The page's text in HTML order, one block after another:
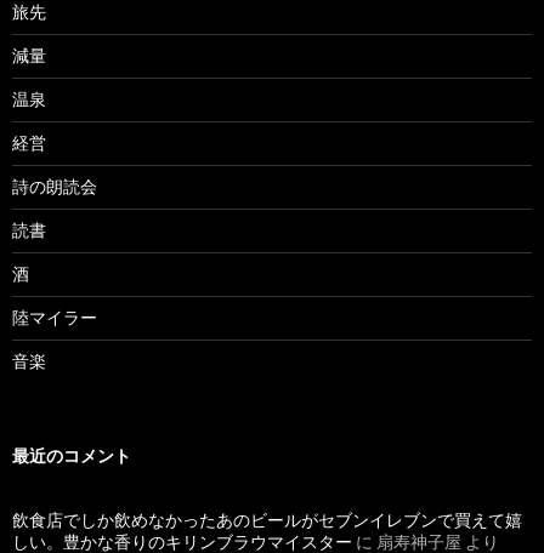
旅先
減量
温泉
経営
詩の朗読会
読書
酒
陸マイラー
音楽
最近のコメント
飲食店でしか飲めなかったあのビールがセブンイレブンで買えて嬉
しい。豊かな香りのキリンブラウマイスター に 扇寿神子屋 より